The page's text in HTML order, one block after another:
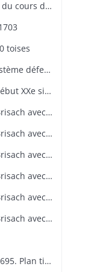
Brisach vers 1695 : Proposition de rectification du cours du Rhin et digue (éch. 500 toises)
toises
Vue de Brisach et de sa région, montrant le système défensif de la place forte avec têtes de pont sur les nombreuses îsles du Rhin (6/9/1638)
Vieux-Brisach : vue sur la ville et sur le Rhin, début XXe siècle
Brisach : carte particulière du canal de Neuf-Brisach avec ses environs (fin XVIIe siècle)
Brisach : carte particulière du canal de Neuf-Brisach avec ses environs (fin XVIIe siècle)
Brisach : carte particulière du canal de Neuf-Brisach avec ses environs (fin XVIIe siècle)
Brisach : carte particulière du canal de Neuf-Brisach avec ses environs (fin XVIIe siècle)
Brisach : carte particulière du canal de Neuf-Brisach avec ses environs (fin XVIIe siècle)
Brisach : carte particulière du canal de Neuf-Brisach avec ses environs (fin XVIIe siècle)
Brisach : Carte des environs de Brisach, vers 1695. Plan tiré du 4e volume des Cartes des environs de plusieurs places (echelle 1/50000)